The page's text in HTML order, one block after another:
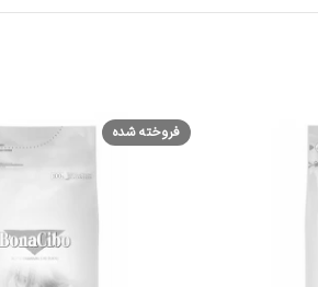
فروخته شده